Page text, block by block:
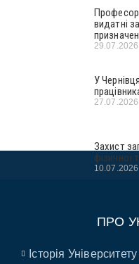
видатні
29.07.2026
У
27.07.2026
Захист
фізичної
10.07.2026
ПРО
Історія Університету